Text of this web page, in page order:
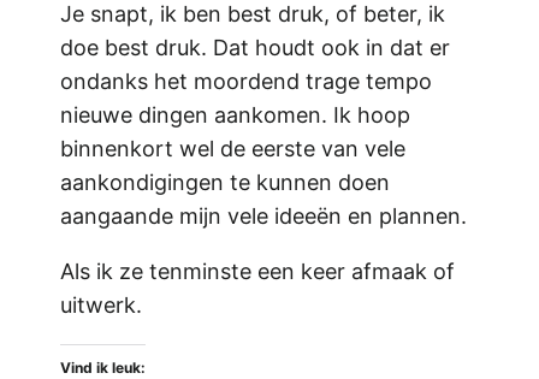
Je snapt, ik ben best druk, of beter, ik
doe best druk. Dat houdt ook in dat er
ondanks het moordend trage tempo
nieuwe dingen aankomen. Ik hoop
binnenkort wel de eerste van vele
aankondigingen te kunnen doen
aangaande mijn vele ideeën en plannen.
Als ik ze tenminste een keer afmaak of
uitwerk.
Vind ik leuk: